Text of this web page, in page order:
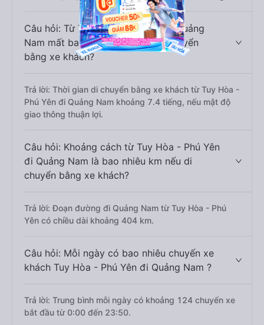
Câu hỏi: Từ Tuy Hòa - Phú Yên đi Quảng
Nam mất bao nhiêu tiếng khi di chuyển
bằng xe khách?
Trả lời: Thời gian di chuyển bằng xe khách từ Tuy Hòa -
Phú Yên đi Quảng Nam khoảng 7.4 tiếng, nếu mật độ
giao thông thuận lợi.
Câu hỏi: Khoảng cách từ Tuy Hòa - Phú Yên
đi Quảng Nam là bao nhiêu km nếu di
chuyển bằng xe khách?
Trả lời: Đoạn đường đi Quảng Nam từ Tuy Hòa - Phú
Yên có chiều dài khoảng 404 km.
Câu hỏi: Mỗi ngày có bao nhiêu chuyến xe
khách Tuy Hòa - Phú Yên đi Quảng Nam ?
Trả lời: Trung bình mỗi ngày có khoảng 124 chuyến xe
bắt đầu từ 0:00 đến 23:50.